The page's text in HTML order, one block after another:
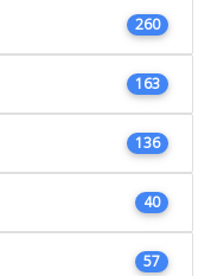
260
163
136
40
57